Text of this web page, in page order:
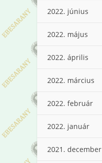
2022. június
2022. május
2022. április
2022. március
2022. február
2022. január
2021. december